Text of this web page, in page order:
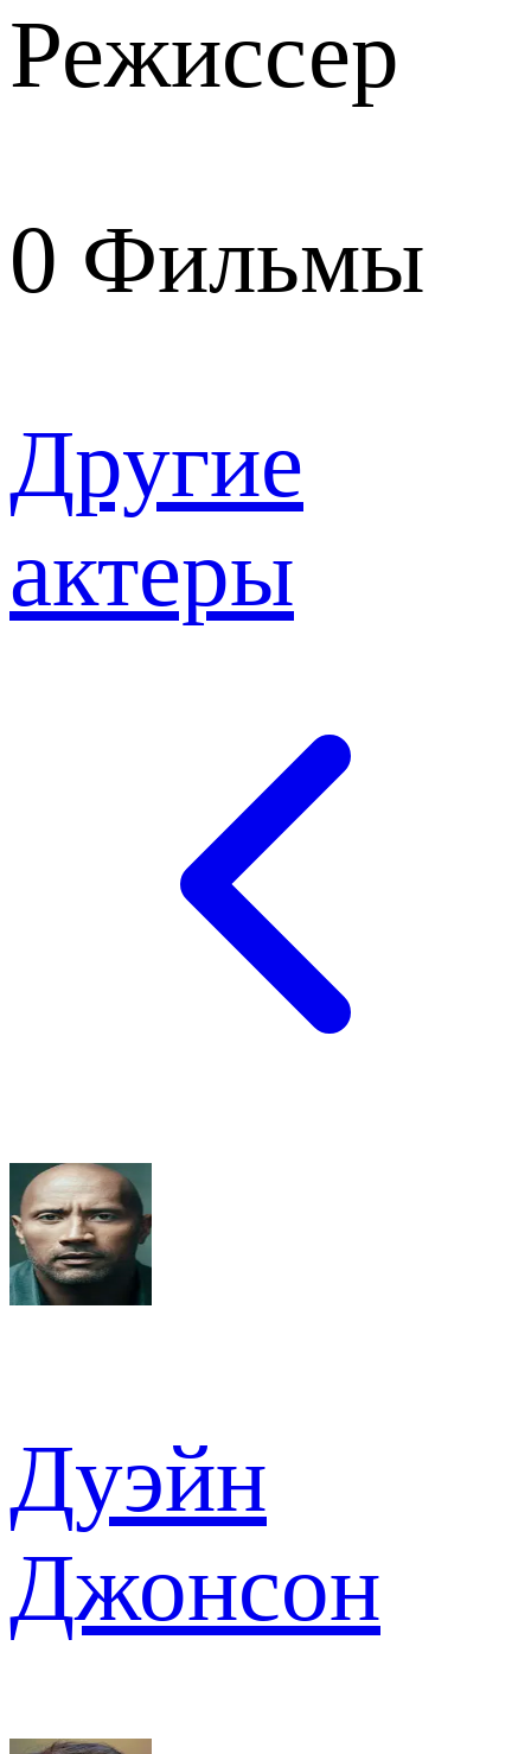
Режиссер
0 Фильмы
Другие
актеры
Дуэйн
Джонсон